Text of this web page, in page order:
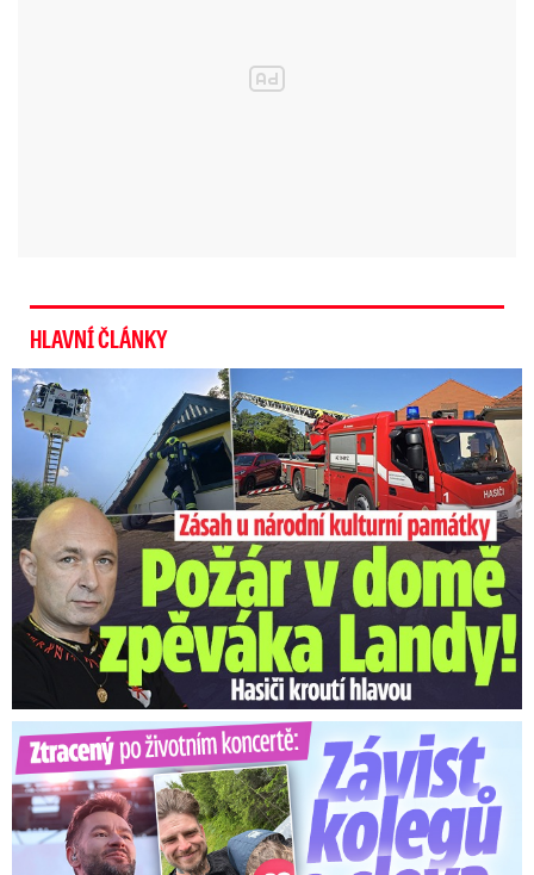
HLAVNÍ ČLÁNKY
U Daniela Landy hořelo! Hasiči kroutí hlavou
Ztracený po životním koncertě: Závist kolegů a teplý popík